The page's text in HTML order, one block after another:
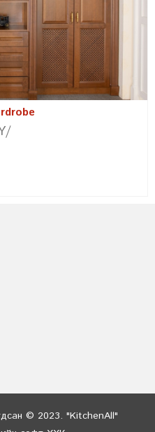
хэв маягийн хамтад нь
г танилцуулж
© 2023. "KitchenAll"